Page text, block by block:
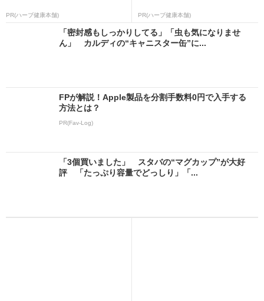
PR(ハーブ健康本舗) PR(ハーブ健康本舗)
「密封感もしっかりしてる」「虫も気になりませ
ん」 カルディの“キャニスター缶”に...
FPが解説！Apple製品を分割手数料0円で入手する
方法とは？
PR(Fav-Log)
「3個買いました」 スタバの“マグカップ”が大好
評 「たっぷり容量でどっしり」「...